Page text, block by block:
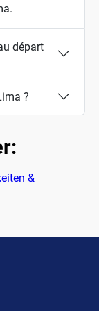
départ
?
&